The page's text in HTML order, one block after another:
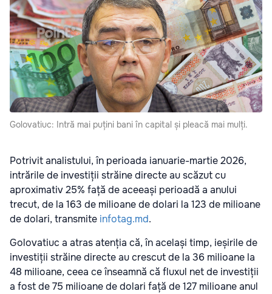
Golovatiuc: Intră mai puțini bani în capital și pleacă mai mulți.
Potrivit analistului, în perioada ianuarie-martie 2026,
intrările de investiții străine directe au scăzut cu
aproximativ 25% față de aceeași perioadă a anului
trecut, de la 163 de milioane de dolari la 123 de milioane
de dolari, transmite infotag.md.
Golovatiuc a atras atenția că, în același timp, ieșirile de
investiții străine directe au crescut de la 36 milioane la
48 milioane, ceea ce înseamnă că fluxul net de investiții
a fost de 75 milioane de dolari față de 127 milioane anul